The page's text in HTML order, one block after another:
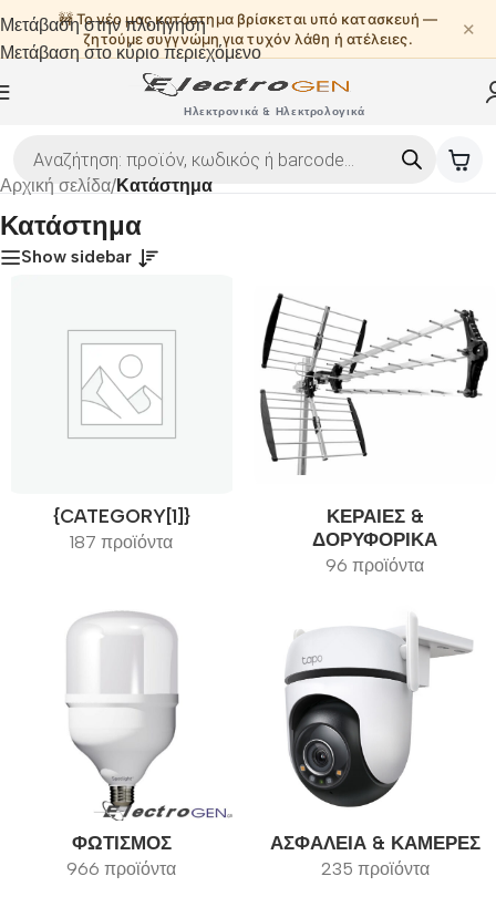
🚧 Το νέο μας κατάστημα βρίσκεται υπό κατασκευή —
ζητούμε συγγνώμη για τυχόν λάθη ή ατέλειες.
✕
Μετάβαση στην πλοήγηση
Μετάβαση στο κύριο περιεχόμενο
Ηλεκτρονικά & Ηλεκτρολογικά
Αρχική σελίδα/Κατάστημα
Κατάστημα
Show sidebar
{CATEGORY[1]}
187 προϊόντα
ΚΕΡΑΊΕΣ &
ΔΟΡΥΦΟΡΙΚΆ
96 προϊόντα
ΦΩΤΙΣΜΌΣ
966 προϊόντα
ΑΣΦΆΛΕΙΑ & ΚΆΜΕΡΕΣ
235 προϊόντα